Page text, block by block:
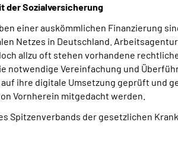
der Sozialversicherung
einer auskömmlichen Finanzierung
Netzes in Deutschland.
allzu oft stehen vorhandene
Vereinfachung und
ihre digitale Umsetzung geprüft und
Vornherein mitgedacht werden.
Spitzenverbands der gesetzlichen